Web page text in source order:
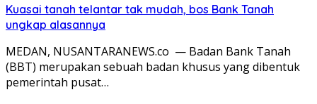
Kuasai tanah telantar tak mudah, bos Bank Tanah
ungkap alasannya
MEDAN, NUSANTARANEWS.co — Badan Bank Tanah
(BBT) merupakan sebuah badan khusus yang dibentuk
pemerintah pusat…